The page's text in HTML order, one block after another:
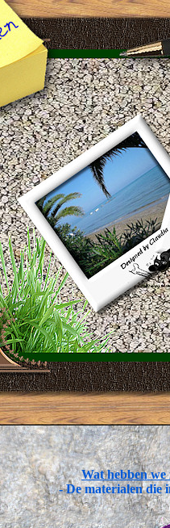
Wat hebben we
- De materialen die